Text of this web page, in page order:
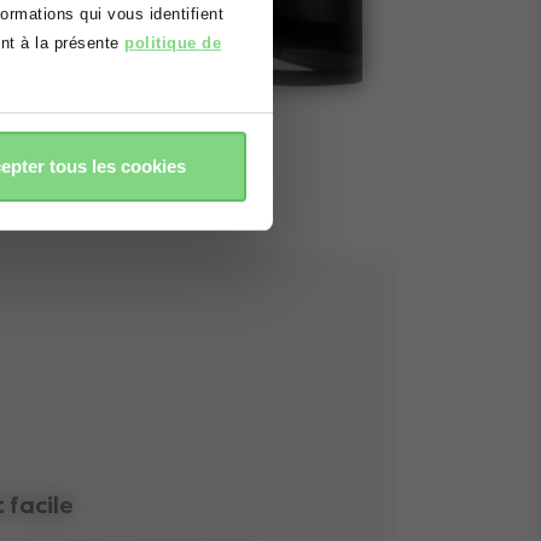
qui vous identifient
à la présente politique de
tous les cookies
facile